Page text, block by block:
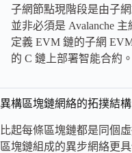
子網節點現階段是由子
並非必須是 Avalanche
定義 EVM 鏈的子網
的 C 鏈上部署智能合約。
異構區塊鏈網絡的拓撲結構
比起每條區塊鏈都是同個
區塊鏈組成的異步網絡更